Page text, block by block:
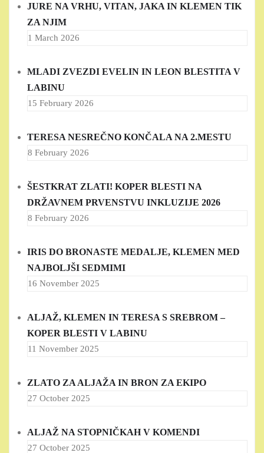
JURE NA VRHU, VITAN, JAKA IN KLEMEN TIK
ZA NJIM
1 March 2026
MLADI ZVEZDI EVELIN IN LEON BLESTITA V
LABINU
15 February 2026
TERESA NESREČNO KONČALA NA 2.MESTU
8 February 2026
ŠESTKRAT ZLATI! KOPER BLESTI NA
DRŽAVNEM PRVENSTVU INKLUZIJE 2026
8 February 2026
IRIS DO BRONASTE MEDALJE, KLEMEN MED
NAJBOLJŠI SEDMIMI
16 November 2025
ALJAŽ, KLEMEN IN TERESA S SREBROM –
KOPER BLESTI V LABINU
11 November 2025
ZLATO ZA ALJAŽA IN BRON ZA EKIPO
27 October 2025
ALJAŽ NA STOPNIČKAH V KOMENDI
27 October 2025